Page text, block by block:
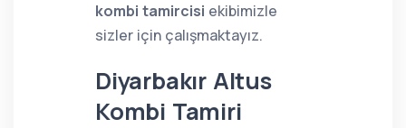
kombi tamircisi ekibimizle
sizler için çalışmaktayız.
Diyarbakır Altus
Kombi Tamiri